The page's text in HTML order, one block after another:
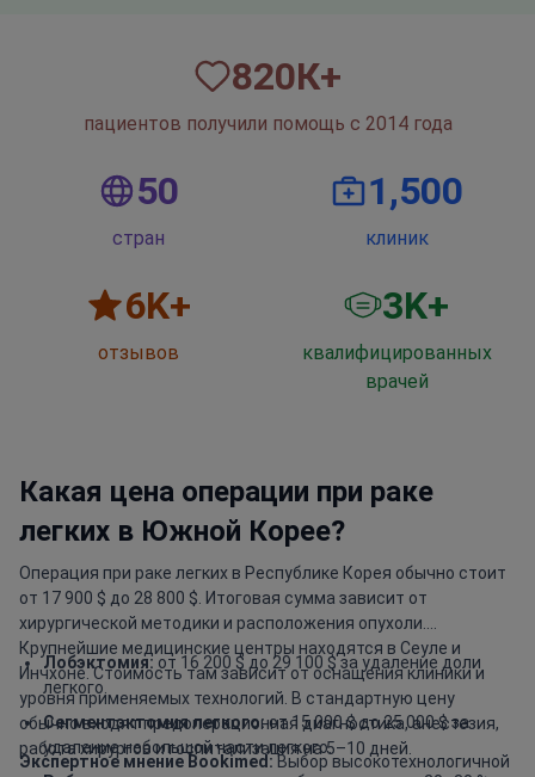
820К+
пациентов получили помощь с 2014 года
50
стран
1,500
клиник
6K+
отзывов
3K+
квалифицированных
врачей
Какая цена операции при раке
легких в Южной Корее?
Операция при раке легких в Республике Корея обычно стоит
от 17 900 $ до 28 800 $. Итоговая сумма зависит от
хирургической методики и расположения опухоли.
Крупнейшие медицинские центры находятся в Сеуле и
Инчхоне. Стоимость там зависит от оснащения клиники и
уровня применяемых технологий. В стандартную цену
обычно входят предоперационная диагностика, анестезия,
работа хирургов и госпитализация на 5–10 дней.
Лобэктомия: от 16 200 $ до 29 100 $ за удаление доли
легкого.
Сегментэктомия легкого:от 15 000 $ до 25 000 $ за
удаление небольшой части легкого.
Экспертное мнение Bookimed: Выбор высокотехнологичной